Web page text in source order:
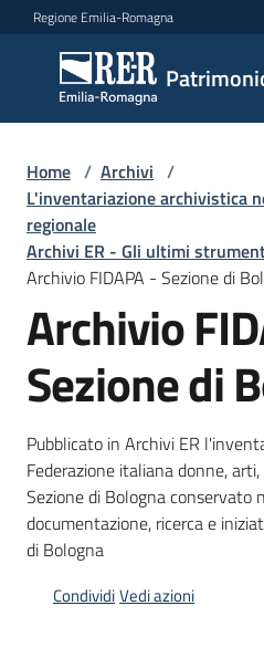
Vai al contenuto
Vai alla navigazione
Vai al footer
Regione Emilia-Romagna
Patrimonio
culturale
Argomenti
Novità
Servizi
Leggi
Atti
Bandi
Piani
Progetti
Home / Archivi /
L'inventariazione archivistica
regionale
Archivi ER - Gli ultimi
Archivio FIDAPA - Sezione di
Archivio
Sezione di
Pubblicato in Archivi ER
Federazione italiana donne,
Sezione di Bologna conservato
documentazione, ricerca e
di Bologna
CondividiVedi azioni